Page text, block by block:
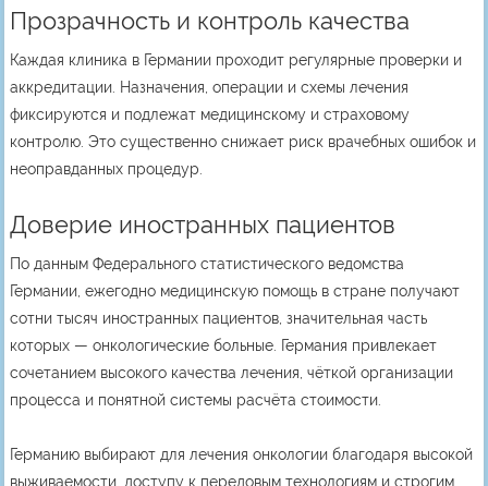
Прозрачность и контроль качества
Каждая клиника в Германии проходит регулярные проверки и
аккредитации. Назначения, операции и схемы лечения
фиксируются и подлежат медицинскому и страховому
контролю. Это существенно снижает риск врачебных ошибок и
неоправданных процедур.
Доверие иностранных пациентов
По данным Федерального статистического ведомства
Германии, ежегодно медицинскую помощь в стране получают
сотни тысяч иностранных пациентов, значительная часть
которых — онкологические больные. Германия привлекает
сочетанием высокого качества лечения, чёткой организации
процесса и понятной системы расчёта стоимости.
Германию выбирают для лечения онкологии благодаря высокой
выживаемости, доступу к передовым технологиям и строгим